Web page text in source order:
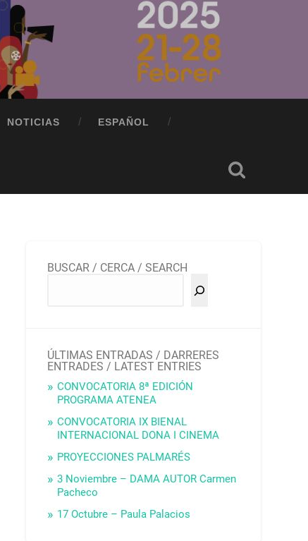
NOTICIAS ESPAÑOL
BUSCAR / CERCA / SEARCH
ÚLTIMAS ENTRADAS / DARRERES
ENTRADES / LATEST ENTRIES
CONVOCATORIA 8ª EDICIÓN
PROGRAMA ATENEA
CONVOCATORIA IX BIENAL
INTERNACIONAL DONA I CINEMA
PROYECCIONES PALMARÉS
3 Noviembre – DAMA AUTOR Carmen
Pacheco
17 Octubre – Paula Palacios